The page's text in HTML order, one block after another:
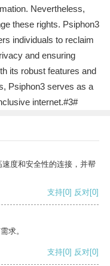
Nevertheless,
these rights. Psiphon3
individuals to reclaim
and ensuring
its robust features and
Psiphon3 serves as a
internet.#3#
度和安全性的连接，并帮
支持[0] 反对[0]
求。
支持[0] 反对[0]